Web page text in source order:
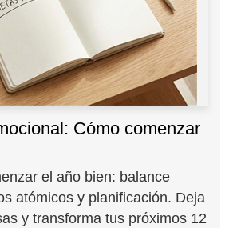
Cómo comenzar
el año bien: balance
atómicos y planificación. Deja
y transforma tus próximos 12